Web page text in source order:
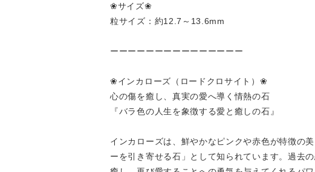
❀サイズ❀
粒サイズ：約12.7～13.6mm
ーーーーーーーーーーーーーーー
❀インカローズ（ロードクロサイト）❀
心の傷を癒し、真実の愛へ導く情熱の石
『バラ色の人生を象徴する愛と癒しの石』
インカローズは、鮮やかなピンクや赤色が特徴の
ーを引き寄せる石」として知られています。過去